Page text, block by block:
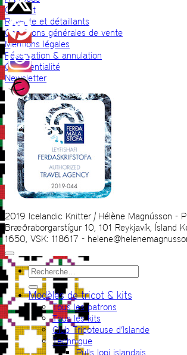
Contact
Revente et détaillants
Conditions générales de vente
Mentions légales
Réservation & annulation
Confidentialité
Newsletter
2019 Icelandic Knitter | Hélène Magnússon -
Bræðraborgarstígur 10, 101 Reykjavík, Ísland
1650, VSK: 118617 -
Recherche
pour :
Modèles de tricot & kits
Tous les patrons
Tous les kits
Club Tricoteuse d’Islande
Technique
Pulls lopi islandais